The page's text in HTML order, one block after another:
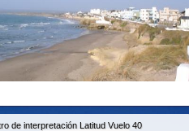
de interpretación Latitud Vuelo 40